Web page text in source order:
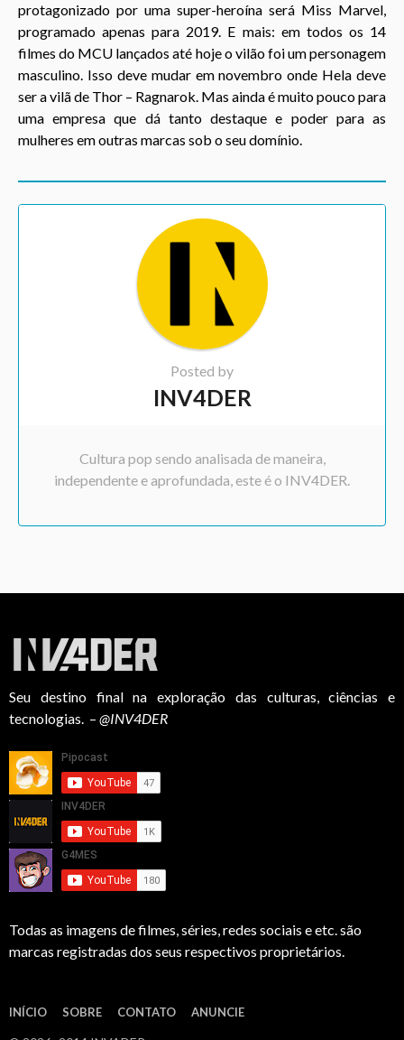
protagonizado por uma super-heroína será Miss Marvel,
programado apenas para 2019. E mais: em todos os 14
filmes do MCU lançados até hoje o vilão foi um personagem
masculino. Isso deve mudar em novembro onde Hela deve
ser a vilã de Thor – Ragnarok. Mas ainda é muito pouco para
uma empresa que dá tanto destaque e poder para as
mulheres em outras marcas sob o seu domínio.
Posted by
INV4DER
Cultura pop sendo analisada de maneira,
independente e aprofundada, este é o INV4DER.
Seu destino final na exploração das culturas, ciências e
tecnologias. – @INV4DER
Todas as imagens de filmes, séries, redes sociais e etc. são
marcas registradas dos seus respectivos proprietários.
INÍCIO SOBRE CONTATO ANUNCIE